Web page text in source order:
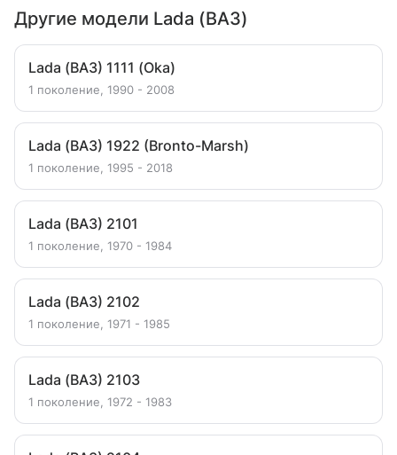
Другие модели Lada (ВАЗ)
Lada (ВАЗ) 1111 (Oka)
1 поколение, 1990 - 2008
Lada (ВАЗ) 1922 (Bronto-Marsh)
1 поколение, 1995 - 2018
Lada (ВАЗ) 2101
1 поколение, 1970 - 1984
Lada (ВАЗ) 2102
1 поколение, 1971 - 1985
Lada (ВАЗ) 2103
1 поколение, 1972 - 1983